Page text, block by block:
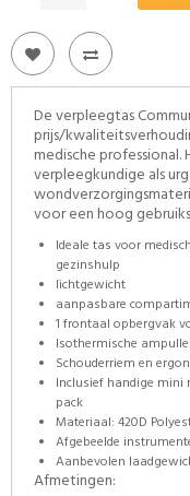
De verpleegtas
prijs/
medische
verpleegkundige als
voor een hoog
Ideale tas voor
gezinshulp
lichtgewicht
aanpasbare
1 frontaal opbergvak
Isothermische
Schouderriem en
Inclusief handige
pack
Materiaal: 420D
Afgebeelde
Aanbevolen
Afmetingen: